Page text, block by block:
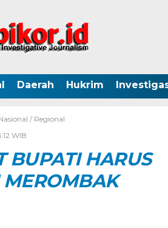
Daerah Hukrim
/ Regional
WIB
BUPATI HARUS
MEROMBAK